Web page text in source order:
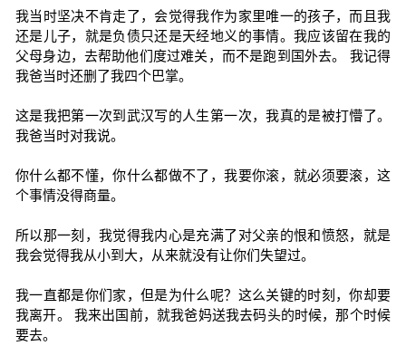
我当时坚决不肯走了，会觉得我作为家里唯一的孩子，而且我
还是儿子，就是负债只还是天经地义的事情。我应该留在我的
父母身边，去帮助他们度过难关，而不是跑到国外去。 我记得
我爸当时还删了我四个巴掌。
这是我把第一次到武汉写的人生第一次，我真的是被打懵了。
我爸当时对我说。
你什么都不懂，你什么都做不了，我要你滚，就必须要滚，这
个事情没得商量。
所以那一刻，我觉得我内心是充满了对父亲的恨和愤怒，就是
我会觉得我从小到大，从来就没有让你们失望过。
我一直都是你们家，但是为什么呢？这么关键的时刻，你却要
我离开。 我来出国前，就我爸妈送我去码头的时候，那个时候
要去。